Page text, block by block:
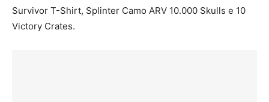
Survivor T-Shirt, Splinter Camo ARV 10.000 Skulls e 10
Victory Crates.